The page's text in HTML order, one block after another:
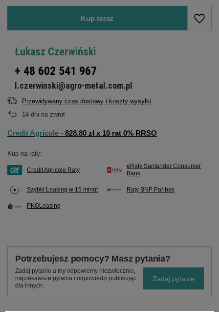
Kup teraz
Łukasz Czerwiński
+ 48 602 541 967
l.czerwinski@agro-metal.com.pl
Przewidywany czas dostawy i koszty wysyłki
14 dni na zwrot
Credit Agricole - 828.80 zł x 10 rat 0% RRSO
Kup na raty:
Credit Agricole Raty
eRaty Santander Consumer
Bank
Szybki Leasing w 15 minut Raty BNP Paribas
PKOLeasing
Potrzebujesz pomocy? Masz pytania?
Zadaj pytanie a my odpowiemy niezwłocznie,
najciekawsze pytania i odpowiedzi publikując
dla innych.
Zadaj pytanie